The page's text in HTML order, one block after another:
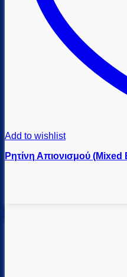
Add to wishlist
Ρητίνη Απιονισμού